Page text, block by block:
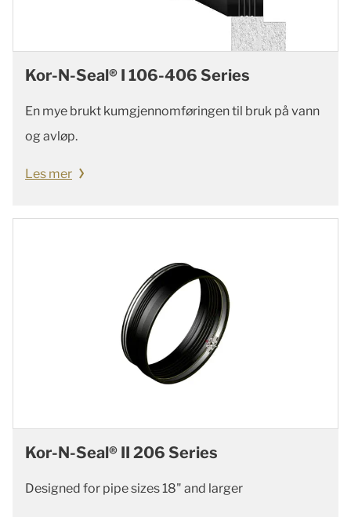
Kor-N-Seal® I 106-406 Series
En mye brukt kumgjennomføringen til bruk på vann
og avløp.
Les mer
Kor-N-Seal® II 206 Series
Designed for pipe sizes 18" and larger